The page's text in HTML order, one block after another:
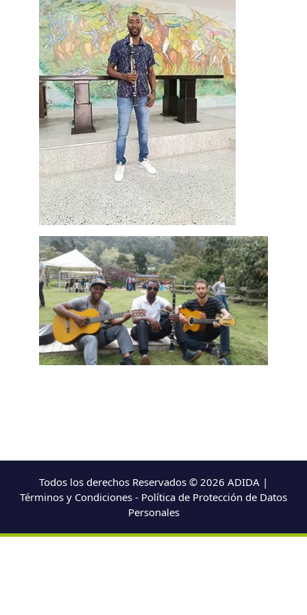
Todos los derechos Reservados © 2026 ADIDA |
Términos y Condiciones - Política de Protección de Datos
Personales